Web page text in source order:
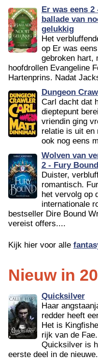
Er was eens 2
ballade van
gelukkig
Het
op Er was
gebroken hart,
hoofdrollen Evangeline
Hartenprins. Nadat
Dungeon
Carl dacht dat
dieptepunt
vriendin ging
relatie is uit en
ook nog eens
Wolven van
2 - Fury Bound
Duister,
romantisch.
het vervolg op
internationale
bestseller Dire Bound
vereist offers....
Kijk hier voor alle
Nieuw in
Quicksilver
Haar
redder heeft
Het is
rijk van de Fae.
Quicksilver is
eerste deel in de